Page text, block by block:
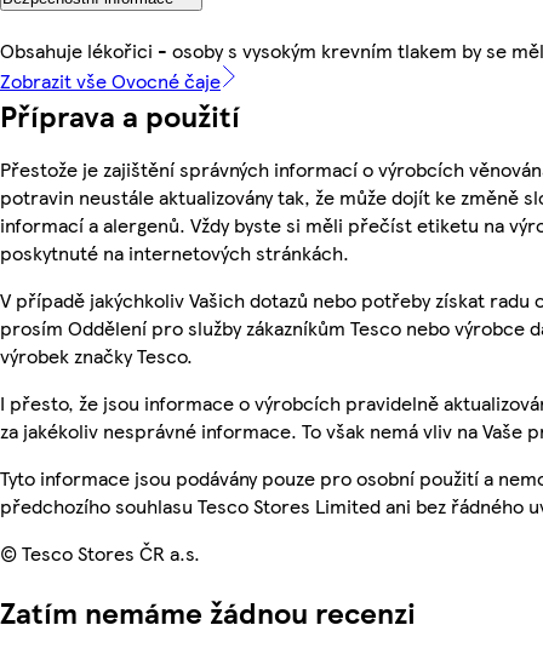
Obsahuje lékořici - osoby s vysokým krevním tlakem by se
Zobrazit vše Ovocné čaje
Příprava a použití
Přestože je zajištění správných informací o výrobcích
potravin neustále aktualizovány tak, že může dojít ke změně
informací a alergenů. Vždy byste si měli přečíst etiketu na
poskytnuté na internetových stránkách.
V případě jakýchkoliv Vašich dotazů nebo potřeby získat radu
prosím Oddělení pro služby zákazníkům Tesco nebo výrobce
výrobek značky Tesco.
I přesto, že jsou informace o výrobcích pravidelně
za jakékoliv nesprávné informace. To však nemá vliv na Vaše
Tyto informace jsou podávány pouze pro osobní použití a
předchozího souhlasu Tesco Stores Limited ani bez řádného
© Tesco Stores ČR a.s.
Zatím nemáme žádnou recenzi